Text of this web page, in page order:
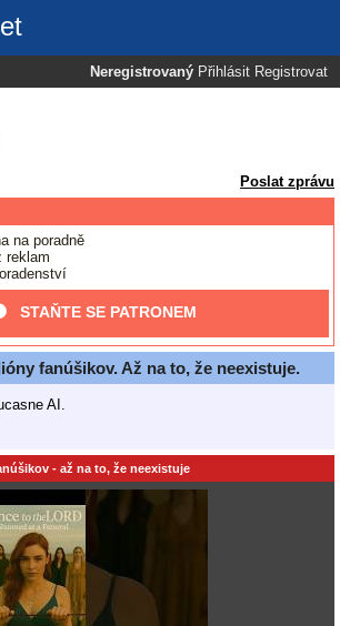
Neregistrovaný Přihlásit Registrovat
Poslat zprávu
na poradně
reklam
STAŇTE SE PATRONEM
fanúšikov. Až na to, že neexistuje.
AI.
- až na to, že neexistuje